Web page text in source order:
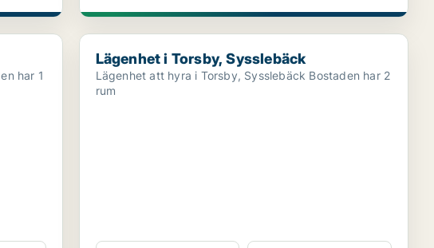
Lägenhet i Torsby, Sysslebäck
Lägenhet i Torsby, Sysslebäck
Lägenhet att hyra i Torsby, Sysslebäck Bostaden har 2
rum